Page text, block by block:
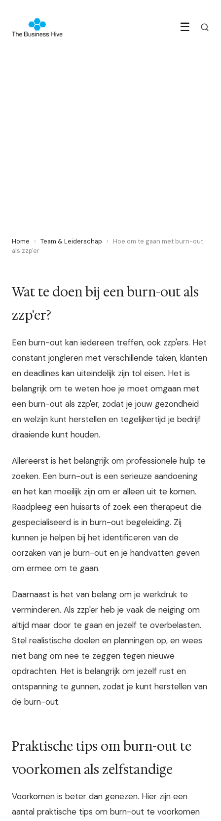
☰
Home › Team & Leiderschap ›
Hoe om te gaan met burn-out
als zzp'er
Wat te doen bij een burn-out als
zzp'er?
Een burn-out kan iedereen treffen, ook zzp'ers. Het
constant jongleren met verschillende taken, klanten
en deadlines kan uiteindelijk zijn tol eisen. Het is
belangrijk om te weten hoe je moet omgaan met
een burn-out als zzp'er, zodat je jouw gezondheid
en welzijn kunt herstellen en tegelijkertijd je bedrijf
draaiende kunt houden.
Allereerst is het belangrijk om professionele hulp te
zoeken. Een burn-out is een serieuze aandoening
en het kan moeilijk zijn om er alleen uit te komen.
Raadpleeg een huisarts of zoek een therapeut die
gespecialiseerd is in burn-out begeleiding. Zij
kunnen je helpen bij het identificeren van de
oorzaken van je burn-out en je handvatten geven
om ermee om te gaan.
Daarnaast is het van belang om je werkdruk te
verminderen. Als zzp'er heb je vaak de neiging om
altijd maar door te gaan en jezelf te overbelasten.
Stel realistische doelen en planningen op, en wees
niet bang om nee te zeggen tegen nieuwe
opdrachten. Het is belangrijk om jezelf rust en
ontspanning te gunnen, zodat je kunt herstellen van
de burn-out.
Praktische tips om burn-out te
voorkomen als zelfstandige
Voorkomen is beter dan genezen. Hier zijn een
aantal praktische tips om burn-out te voorkomen